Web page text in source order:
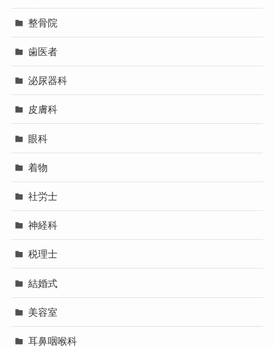
整骨院
歯医者
泌尿器科
皮膚科
眼科
着物
社労士
神経科
税理士
結婚式
美容室
耳鼻咽喉科